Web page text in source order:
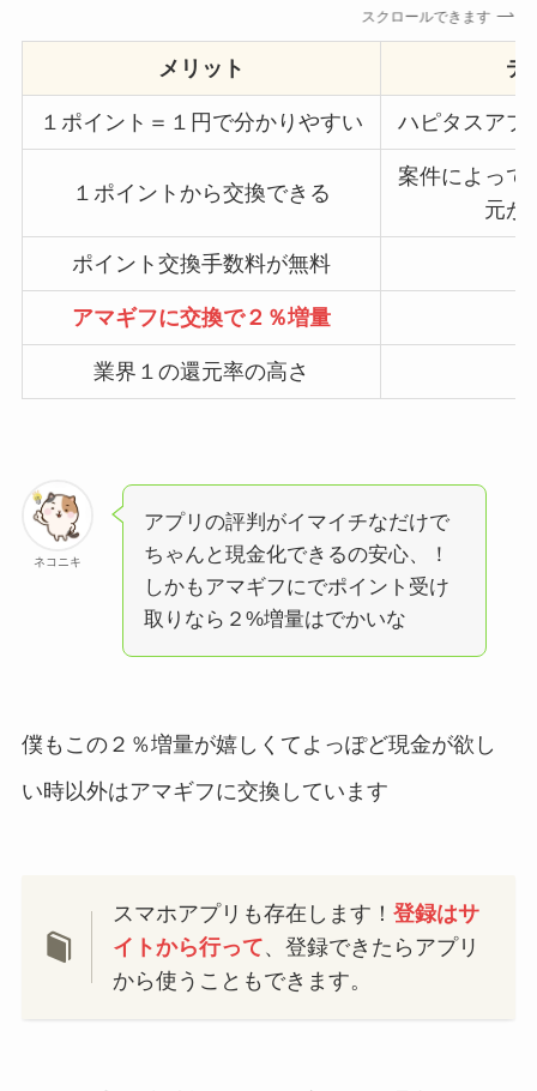
スクロールできます
メリット デ
１ポイント＝１円で分かりやすい ハピタスアプ
１ポイントから交換できる
案件によって
元が
ポイント交換手数料が無料
アマギフに交換で２％増量
業界１の還元率の高さ
ネコニキ
アプリの評判がイマイチなだけで
ちゃんと現金化できるの安心、！
しかもアマギフにでポイント受け
取りなら２%増量はでかいな
僕もこの２％増量が嬉しくてよっぽど現金が欲し
い時以外はアマギフに交換しています
スマホアプリも存在します！登録はサ
イトから行って、登録できたらアプリ
から使うこともできます。